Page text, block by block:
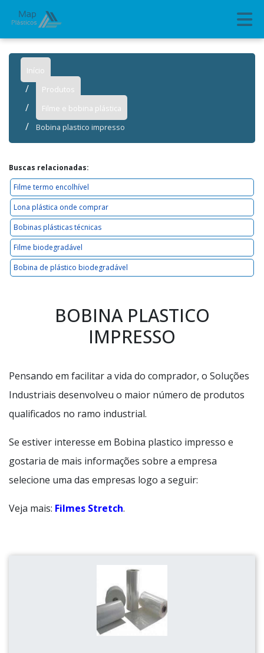
Início
Produtos
Filme e bobina plástica
Bobina plastico impresso
Buscas relacionadas:
Filme termo encolhível
Lona plástica onde comprar
Bobinas plásticas técnicas
Filme biodegradável
Bobina de plástico biodegradável
BOBINA PLASTICO
IMPRESSO
Pensando em facilitar a vida do comprador, o Soluções
Industriais desenvolveu o maior número de produtos
qualificados no ramo industrial.
Se estiver interesse em Bobina plastico impresso e
gostaria de mais informações sobre a empresa
selecione uma das empresas logo a seguir:
Veja mais: Filmes Stretch.